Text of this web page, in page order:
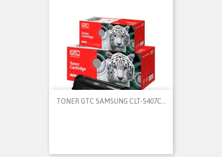
TONER GTC SAMSUNG CLT-S407C...